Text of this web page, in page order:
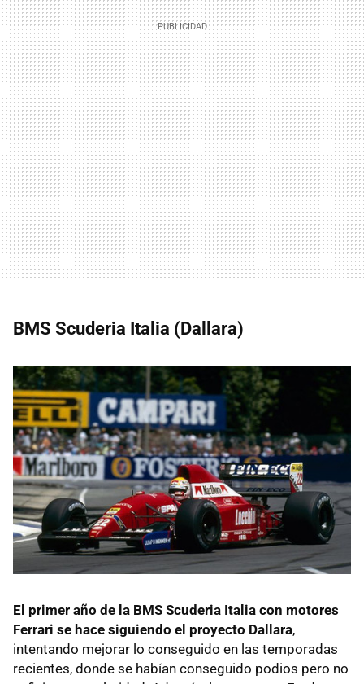
BMS Scuderia Italia (Dallara)
El primer año de la BMS Scuderia Italia con motores
Ferrari se hace siguiendo el proyecto Dallara,
intentando mejorar lo conseguido en las temporadas
recientes, donde se habían conseguido podios pero no